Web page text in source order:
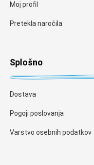
Moj profil
Pretekla naročila
Splošno
Dostava
Pogoji poslovanja
Varstvo osebnih podatkov